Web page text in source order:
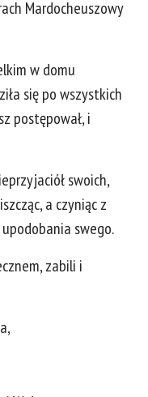
Mardocheuszowy
w domu
się po wszystkich
postępował, i
swoich,
a czyniąc z
swego.
zabili i